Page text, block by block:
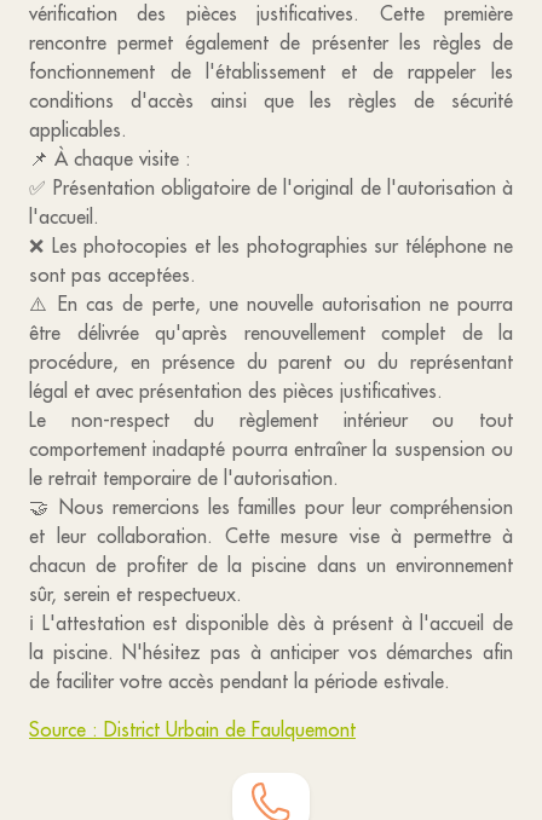
vérification des pièces justificatives. Cette première
rencontre permet également de présenter les règles de
fonctionnement de l'établissement et de rappeler les
conditions d'accès ainsi que les règles de sécurité
applicables.
📌 À chaque visite :
✅ Présentation obligatoire de l'original de l'autorisation à
l'accueil.
❌ Les photocopies et les photographies sur téléphone ne
sont pas acceptées.
⚠️ En cas de perte, une nouvelle autorisation ne pourra
être délivrée qu'après renouvellement complet de la
procédure, en présence du parent ou du représentant
légal et avec présentation des pièces justificatives.
Le non-respect du règlement intérieur ou tout
comportement inadapté pourra entraîner la suspension ou
le retrait temporaire de l'autorisation.
🤝 Nous remercions les familles pour leur compréhension
et leur collaboration. Cette mesure vise à permettre à
chacun de profiter de la piscine dans un environnement
sûr, serein et respectueux.
ℹ️ L'attestation est disponible dès à présent à l'accueil de
la piscine. N'hésitez pas à anticiper vos démarches afin
de faciliter votre accès pendant la période estivale.
Source : District Urbain de Faulquemont